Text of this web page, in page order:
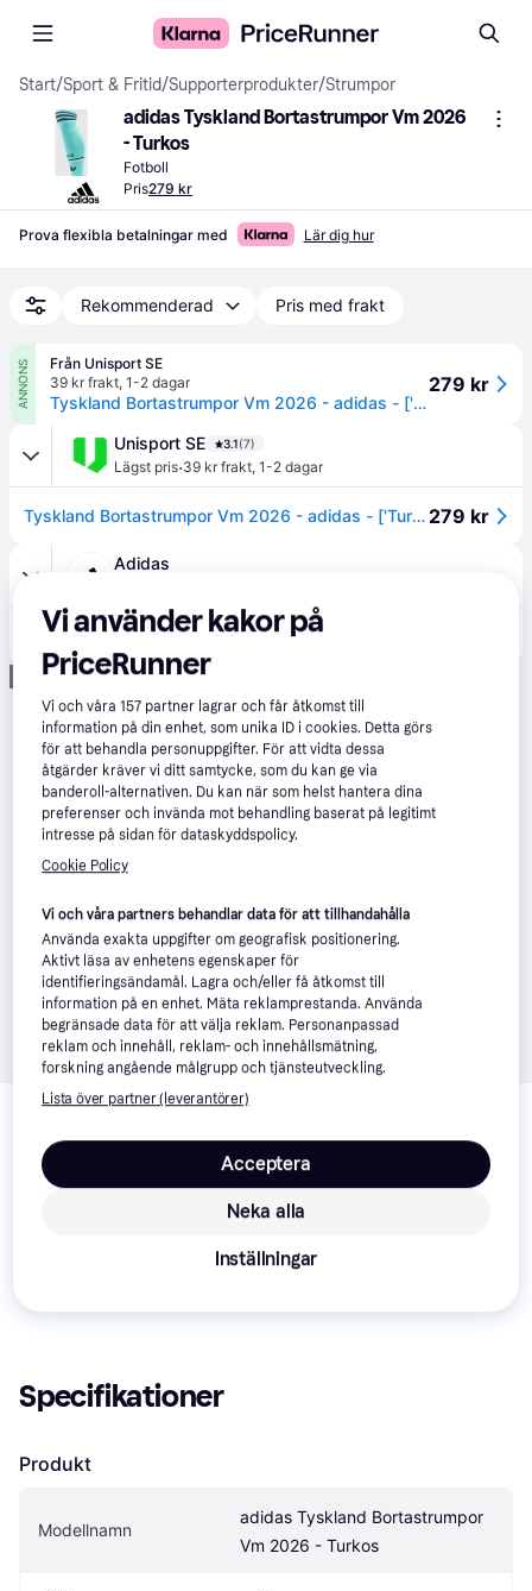
Start/Sport & Fritid/Supporterprodukter/Strumpor
adidas Tyskland Bortastrumpor Vm 2026
- Turkos
Fotboll
Pris279 kr
Prova flexibla betalningar med Lär dig hur
Rekommenderad Pris med frakt
ANNONS
Från Unisport SE
39 kr frakt, 1-2 dagar
Tyskland Bortastrumpor Vm 2026 - adidas - ['Turkos'] (40-42)
279 kr
Unisport SE 3.1(7)
Lägst pris·39 kr frakt, 1-2 dagar
Tyskland Bortastrumpor Vm 2026 - adidas - ['Turkos'] (40-42) 279 kr
Adidas
Tyskland 26 Bortastrumpor - Flash Aqua - 40-42
Annons
Om produkten
Lägsta pris på adidas Tyskland Bortastrumpor Vm
2026 - Turkos
279 kr, vilket är det billigaste priset
jämförda butiker.
adidas Supporterprodukter
Specifikationer
Produkt
Modellnamn
adidas Tyskland Bortastrumpor
Vm 2026 - Turkos
Vi använder kakor på
PriceRunner
Vi och våra157 partner lagrar och får åtkomst till
information på din enhet, som unika ID i cookies. Detta görs
för att behandla personuppgifter. För att vidta dessa
åtgärder kräver vi ditt samtycke, som du kan ge via
banderoll-alternativen. Du kan när som helst hantera dina
preferenser och invända mot behandling baserat på legitimt
intresse på sidan för dataskyddspolicy.
Cookie Policy
Vi och våra partners behandlar data för att tillhandahålla
Använda exakta uppgifter om geografisk positionering.
Aktivt läsa av enhetens egenskaper för
identifieringsändamål. Lagra och/eller få åtkomst till
information på en enhet. Mäta reklamprestanda. Använda
begränsade data för att välja reklam. Personanpassad
reklam och innehåll, reklam- och innehållsmätning,
forskning angående målgrupp och tjänsteutveckling.
Lista över partner (leverantörer)
Neka alla
Acceptera
Inställningar